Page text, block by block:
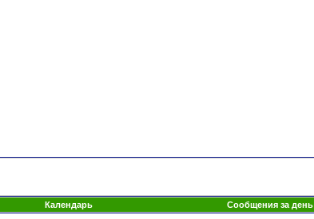
Календарь Сообщения за день